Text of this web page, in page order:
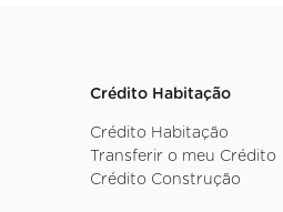
Crédito Habitação
Crédito Habitação
Transferir o meu Crédito
Crédito Construção